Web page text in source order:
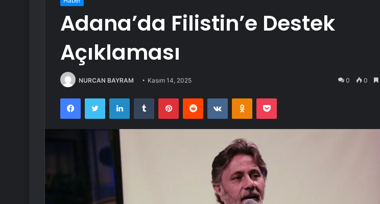
Adana’da Filistin’e Destek
Açıklaması
NURCAN BAYRAM Kasım 14, 2025 0 0
FacebookTwitter LinkedInTumblr PinterestReddit VKontakteOdnoklassniki
Pocket